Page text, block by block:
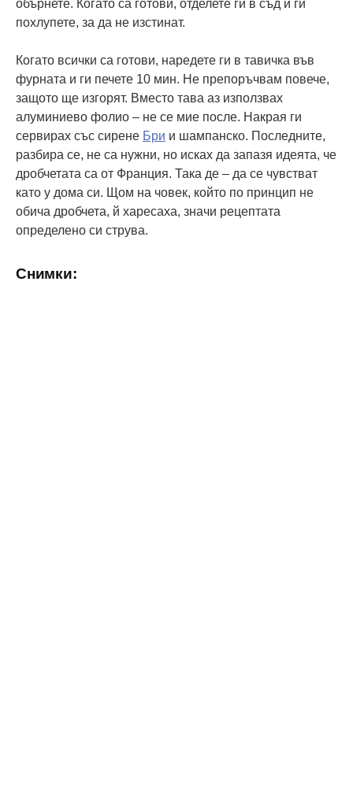
обърнете. Когато са готови, отделете ги в съд и ги
похлупете, за да не изстинат.
Когато всички са готови, наредете ги в тавичка във
фурната и ги печете 10 мин. Не препоръчвам повече,
защото ще изгорят. Вместо тава аз използвах
алуминиево фолио – не се мие после. Накрая ги
сервирах със сирене Бри и шампанско. Последните,
разбира се, не са нужни, но исках да запазя идеята, че
дробчетата са от Франция. Така де – да се чувстват
като у дома си. Щом на човек, който по принцип не
обича дробчета, й харесаха, значи рецептата
определено си струва.
Снимки: